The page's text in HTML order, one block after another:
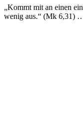
„Kommt mit an einen
wenig aus.“ (Mk 6,31)